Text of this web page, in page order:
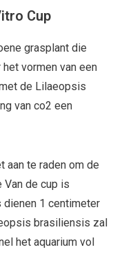
Cup
grasplant die
vormen van een
de Lilaeopsis
van co2 een
aan te raden om de
de cup is
1 centimeter
brasiliensis zal
het aquarium vol